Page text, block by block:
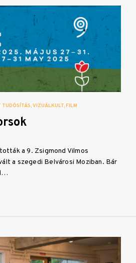
VIZUÁLKULT FILM
a 9. Zsigmond Vilmos
a szegedi Belvárosi Moziban. Bár